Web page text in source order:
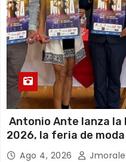
Antonio Ante lanza la
2026, la feria de
importante del Ecuador
Ago 4, 2026